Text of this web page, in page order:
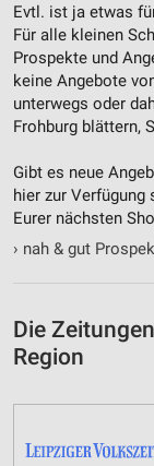
Evtl. ist ja etwas
Für alle kleinen
Prospekte und
keine Angebote
unterwegs oder
Frohburg blättern,
Gibt es neue
hier zur Verfügung
Eurer nächsten
› nah & gut
Die
Region
Inhalten
IAB-Besonderheiten:
Verwendung
Geräte anhand
Nicht-IAB-
Notwendig
Performance
Werbung